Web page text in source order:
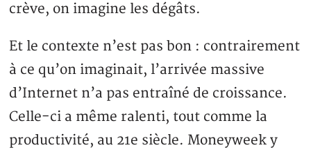
crève, on imagine les dégâts.
Et le contexte n’est pas bon : contrairement
à ce qu’on imaginait, l’arrivée massive
d’Internet n’a pas entraîné de croissance.
Celle-ci a même ralenti, tout comme la
productivité, au 21e siècle. Moneyweek y